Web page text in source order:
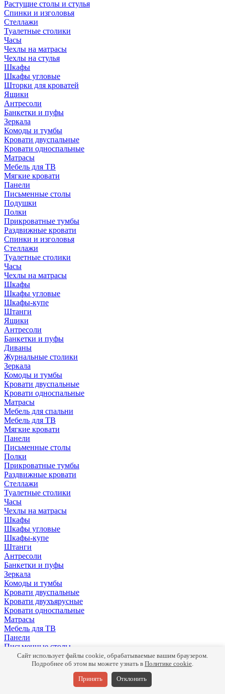
Растущие столы и стулья
Спинки и изголовья
Стеллажи
Туалетные столики
Часы
Чехлы на матрасы
Чехлы на стулья
Шкафы
Шкафы угловые
Шторки для кроватей
Ящики
Антресоли
Банкетки и пуфы
Зеркала
Комоды и тумбы
Кровати двуспальные
Кровати односпальные
Матрасы
Мебель для ТВ
Мягкие кровати
Панели
Письменные столы
Подушки
Полки
Прикроватные тумбы
Раздвижные кровати
Спинки и изголовья
Стеллажи
Туалетные столики
Часы
Чехлы на матрасы
Шкафы
Шкафы угловые
Шкафы-купе
Штанги
Ящики
Антресоли
Банкетки и пуфы
Диваны
Журнальные столики
Зеркала
Комоды и тумбы
Кровати двуспальные
Кровати односпальные
Матрасы
Мебель для спальни
Мебель для ТВ
Мягкие кровати
Панели
Письменные столы
Полки
Прикроватные тумбы
Раздвижные кровати
Стеллажи
Туалетные столики
Часы
Чехлы на матрасы
Шкафы
Шкафы угловые
Шкафы-купе
Штанги
Антресоли
Банкетки и пуфы
Зеркала
Комоды и тумбы
Кровати двуспальные
Кровати двухъярусные
Кровати односпальные
Матрасы
Мебель для ТВ
Панели
Письменные столы
Подушки
Прикроватные тумбы
Сайт использует файлы cookie, обрабатываемые вашим браузером.
Подробнее об этом вы можете узнать в Политике cookie.
Принять Отклонить